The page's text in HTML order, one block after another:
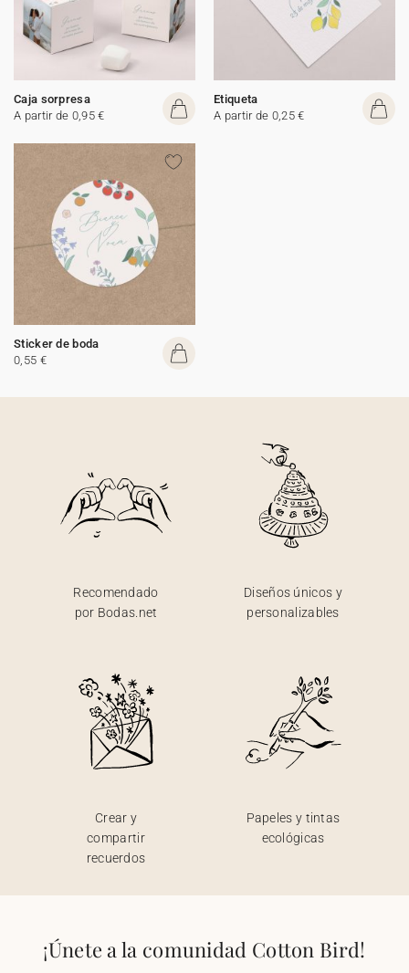
Caja sorpresa
A partir de 0,95 €
Etiqueta
A partir de 0,25 €
Sticker de boda
0,55 €
Recomendado
por Bodas.net
Diseños únicos y
personalizables
Crear y
compartir
recuerdos
Papeles y tintas
ecológicas
¡Únete a la comunidad Cotton Bird!